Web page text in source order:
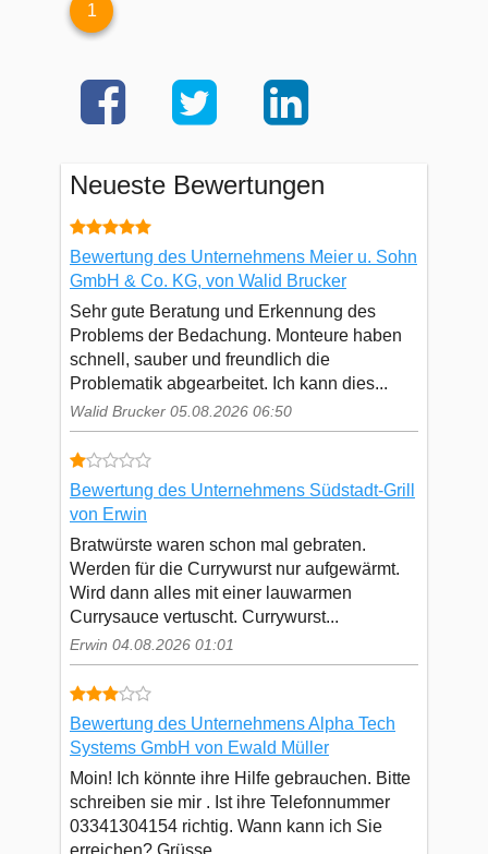
1
Neueste Bewertungen
Bewertung des Unternehmens Meier u. Sohn
GmbH & Co. KG, von Walid Brucker
Sehr gute Beratung und Erkennung des
Problems der Bedachung. Monteure haben
schnell, sauber und freundlich die
Problematik abgearbeitet. Ich kann dies...
Walid Brucker 05.08.2026 06:50
Bewertung des Unternehmens Südstadt-Grill
von Erwin
Bratwürste waren schon mal gebraten.
Werden für die Currywurst nur aufgewärmt.
Wird dann alles mit einer lauwarmen
Currysauce vertuscht. Currywurst...
Erwin 04.08.2026 01:01
Bewertung des Unternehmens Alpha Tech
Systems GmbH von Ewald Müller
Moin! Ich könnte ihre Hilfe gebrauchen. Bitte
schreiben sie mir . Ist ihre Telefonnummer
03341304154 richtig. Wann kann ich Sie
erreichen? Grüsse